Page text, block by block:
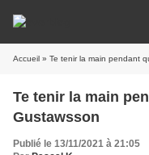
Accueil » Te tenir la main pendant
Te tenir la main
Gustawsson
Publié le 13/11/2021 à 21:05